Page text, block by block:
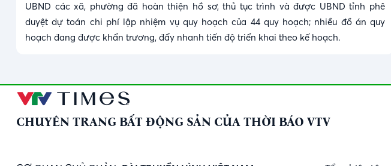
UBND các xã, phường đã hoàn thiện hồ sơ, thủ tục trình và được UBND tỉnh phê
duyệt dự toán chi phí lập nhiệm vụ quy hoạch của 44 quy hoạch; nhiều đồ án quy
hoạch đang được khẩn trương, đẩy nhanh tiến độ triển khai theo kế hoạch.
CHUYÊN TRANG BẤT ĐỘNG SẢN CỦA THỜI BÁO VTV